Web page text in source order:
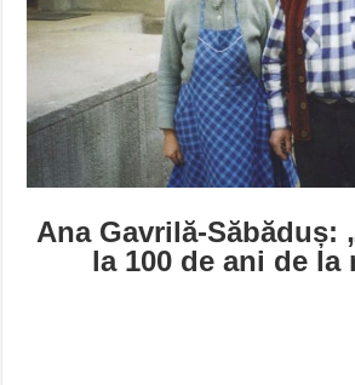
Ana Gavrilă-Săbăduș:
la 100 de ani de la